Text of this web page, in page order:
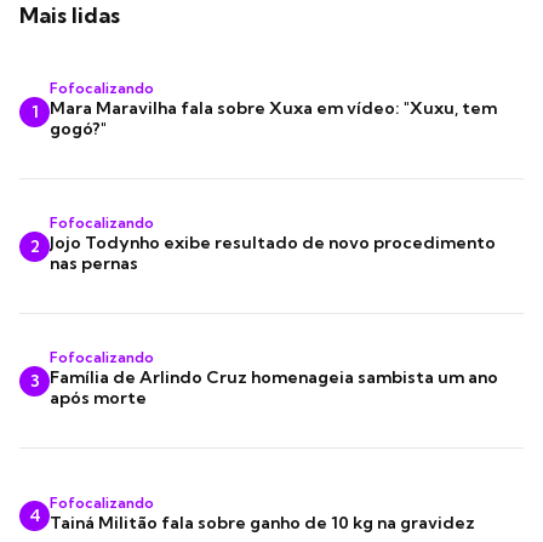
Mais lidas
1
Fofocalizando
Mara Maravilha fala sobre Xuxa em vídeo: "Xuxu, tem
gogó?"
2
Fofocalizando
Jojo Todynho exibe resultado de novo procedimento
nas pernas
3
Fofocalizando
Família de Arlindo Cruz homenageia sambista um ano
após morte
4
Fofocalizando
Tainá Militão fala sobre ganho de 10 kg na gravidez